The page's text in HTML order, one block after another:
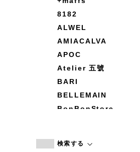
8182
ALWEL
AMIACALVA
APOC
Atelier 五號
BARI
BELLEMAIN
BonBonStore
by basics
検索する